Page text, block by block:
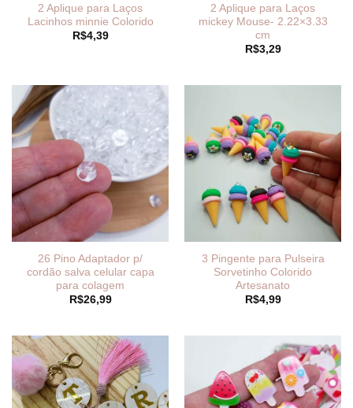
2 Aplique para Laços
Lacinhos minnie Colorido
R$4,39
2 Aplique para Laços
mickey Mouse- 2.22×3.33
cm
R$3,29
26 Pino Adaptador p/
cordão salva celular capa
para colagem
R$26,99
3 Pingente para Pulseira
Sorvetinho Colorido
Artesanato
R$4,99